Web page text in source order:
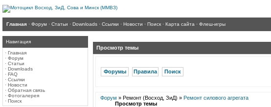
Главная · Форум · Статьи · Downloads · Ссылки · Новости · Поиск · Карта сайта · Флеш-игры
Навигация
· Главная
· Форум
· Статьи
· Downloads
· FAQ
· Ссылки
· Новости
· Обратная связь
· Фотогалерея
· Поиск
Просмотр темы
Форумы Правила Поиск
Форум » Ремонт (Восход, ЗиД) » Ремонт силового агрегата
Просмотр темы